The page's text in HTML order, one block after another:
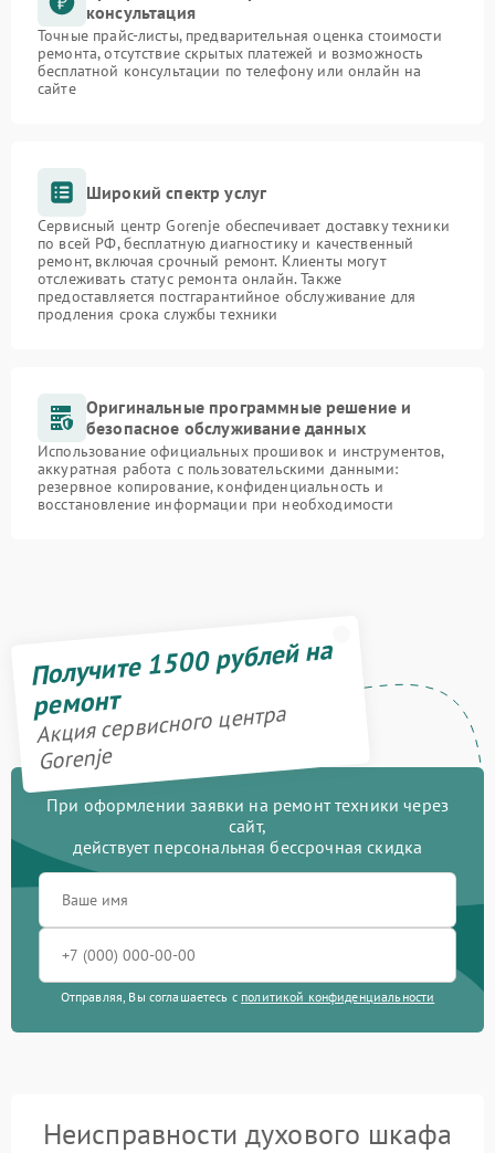
консультация
Точные прайс-листы, предварительная оценка стоимости
ремонта, отсутствие скрытых платежей и возможность
бесплатной консультации по телефону или онлайн на
сайте
Широкий спектр услуг
Сервисный центр Gorenje обеспечивает доставку техники
по всей РФ, бесплатную диагностику и качественный
ремонт, включая срочный ремонт. Клиенты могут
отслеживать статус ремонта онлайн. Также
предоставляется постгарантийное обслуживание для
продления срока службы техники
Оригинальные программные решение и
безопасное обслуживание данных
Использование официальных прошивок и инструментов,
аккуратная работа с пользовательскими данными:
резервное копирование, конфиденциальность и
восстановление информации при необходимости
Получите 1500 рублей на
ремонт
Акция сервисного центра
Gorenje
При оформлении заявки на ремонт техники через
сайт,
действует персональная бессрочная скидка
Отправляя, Вы соглашаетесь с политикой конфиденциальности
Неисправности духового шкафа